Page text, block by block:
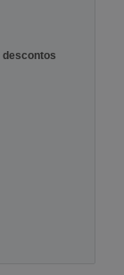
descontos